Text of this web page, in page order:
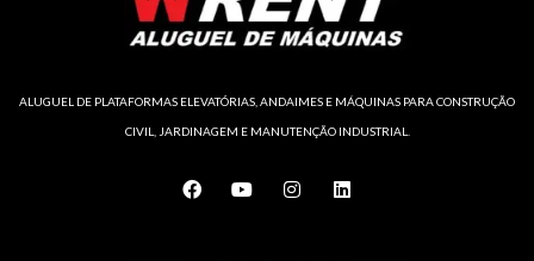
ALUGUEL DE PLATAFORMAS ELEVATÓRIAS, ANDAIMES E MÁQUINAS PARA CONSTRUÇÃO
CIVIL, JARDINAGEM E MANUTENÇÃO INDUSTRIAL.
F
a
Y
o
I
n
L
i